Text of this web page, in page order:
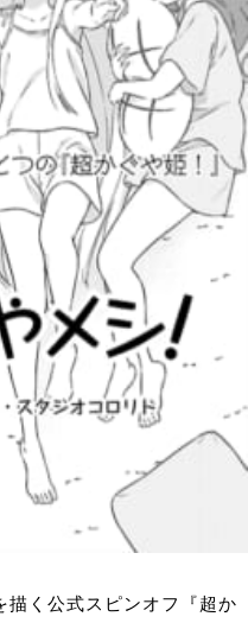
描く公式スピンオフ『超か